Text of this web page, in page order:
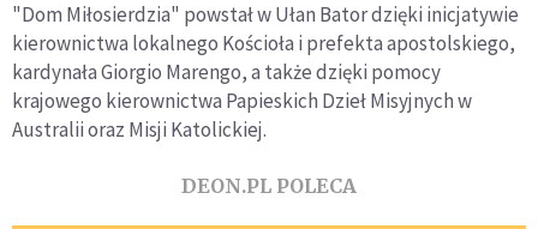
"Dom Miłosierdzia" powstał w Ułan Bator dzięki inicjatywie
kierownictwa lokalnego Kościoła i prefekta apostolskiego,
kardynała Giorgio Marengo, a także dzięki pomocy
krajowego kierownictwa Papieskich Dzieł Misyjnych w
Australii oraz Misji Katolickiej.
DEON.PL POLECA